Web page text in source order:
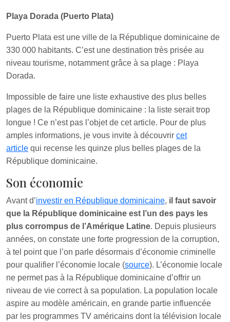
Playa Dorada (Puerto Plata)
Puerto Plata est une ville de la République dominicaine de
330 000 habitants. C’est une destination très prisée au
niveau tourisme, notamment grâce à sa plage : Playa
Dorada.
Impossible de faire une liste exhaustive des plus belles
plages de la République dominicaine : la liste serait trop
longue ! Ce n’est pas l’objet de cet article. Pour de plus
amples informations, je vous invite à découvrir cet
article qui recense les quinze plus belles plages de la
République dominicaine.
Son économie
Avant d’investir en République dominicaine, il faut savoir
que la République dominicaine est l’un des pays les
plus corrompus de l’Amérique Latine. Depuis plusieurs
années, on constate une forte progression de la corruption,
à tel point que l’on parle désormais d’économie criminelle
pour qualifier l’économie locale (source). L’économie locale
ne permet pas à la République dominicaine d’offrir un
niveau de vie correct à sa population. La population locale
aspire au modèle américain, en grande partie influencée
par les programmes TV américains dont la télévision locale